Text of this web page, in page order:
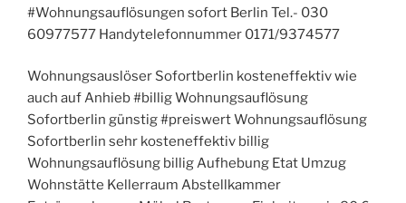
#Wohnungsauflösungen sofort Berlin Tel.- 030
60977577 Handytelefonnummer 0171/9374577
Wohnungsauslöser Sofortberlin kosteneffektiv wie
auch auf Anhieb #billig Wohnungsauflösung
Sofortberlin günstig #preiswert Wohnungsauflösung
Sofortberlin sehr kosteneffektiv billig
Wohnungsauflösung billig Aufhebung Etat Umzug
Wohnstätte Kellerraum Abstellkammer